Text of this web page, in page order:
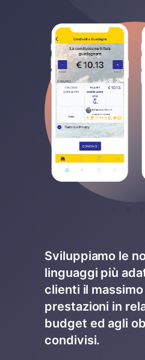
Sviluppiamo le
linguaggi più
clienti il
prestazioni in
budget ed agli
condivisi.